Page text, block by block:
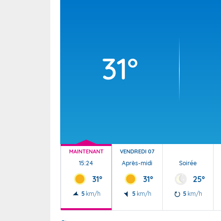
31°
MAINTENANT
15:24
31°
5 km/h
VENDREDI 07
Après-midi
31°
5 km/h
Soirée
25°
5 km/h